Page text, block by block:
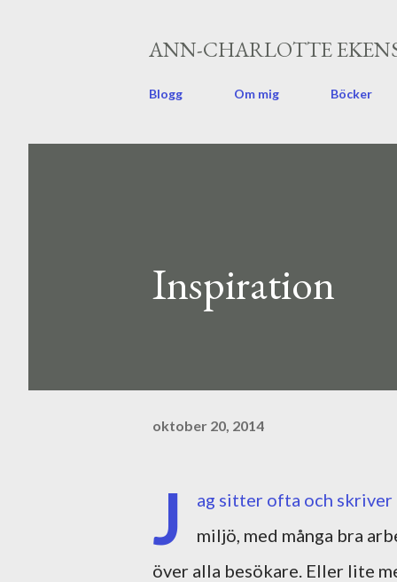
ANN-CHARLOTTE
Blogg Om mig Böcker
Inspiration
oktober 20, 2014
J
ag sitter ofta och
miljö, med många bra
över alla besökare. Eller lite